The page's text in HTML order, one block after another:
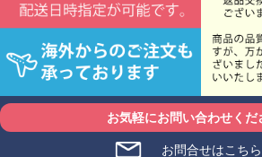
お気軽にお問い合わせくだ
お問合せはこちら